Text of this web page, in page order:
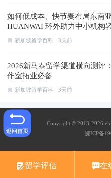
如何低成本、快节奏布局东南
HUANWAI 环外助力中小机构
新加坡留学百科 3天前
2026新马泰留学渠道横向测评
作室拓业必备
新加坡留学百科 3天前
Copyright © 2013-2026
皖ICP备
留学评估 在